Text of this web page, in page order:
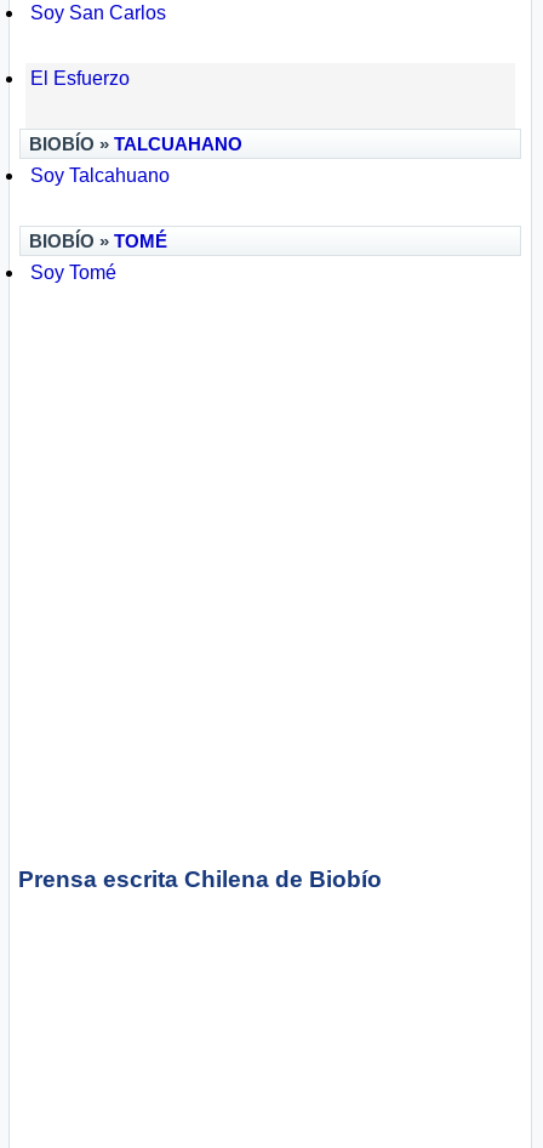
Soy San Carlos
El Esfuerzo
BIOBÍO »TALCUAHANO
Soy Talcahuano
BIOBÍO »TOMÉ
Soy Tomé
Prensa escrita Chilenade Biobío